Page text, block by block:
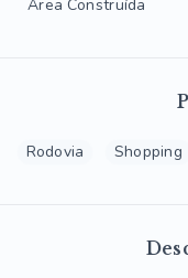
Rodovia Shopping
Área Construída